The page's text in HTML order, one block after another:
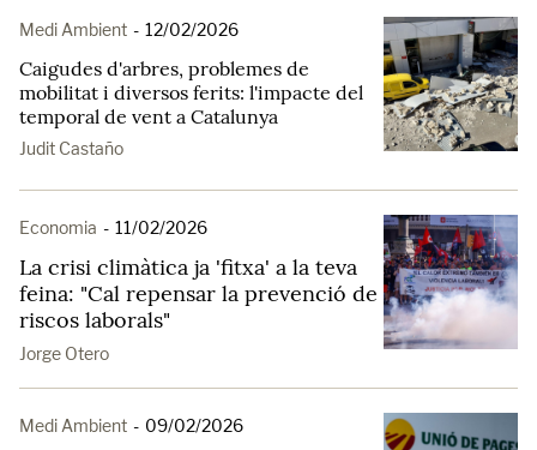
Medi Ambient - 12/02/2026
Caigudes d'arbres, problemes de
mobilitat i diversos ferits: l'impacte del
temporal de vent a Catalunya
Judit Castaño
Economia - 11/02/2026
La crisi climàtica ja 'fitxa' a la teva
feina: "Cal repensar la prevenció de
riscos laborals"
Jorge Otero
Medi Ambient - 09/02/2026